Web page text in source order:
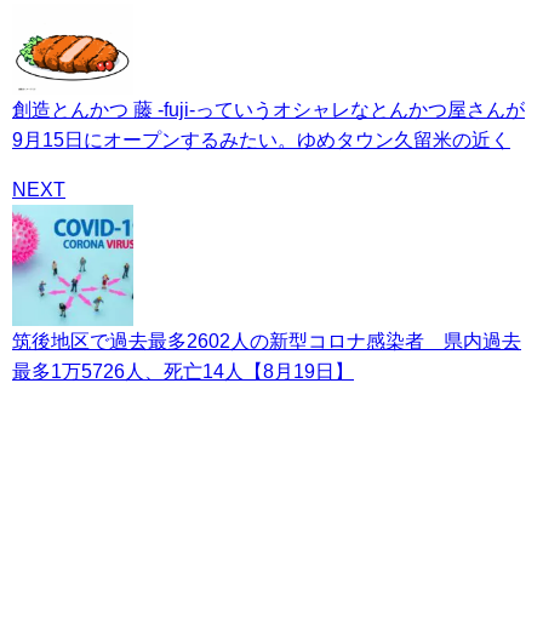
創造とんかつ 藤 -fuji-っていうオシャレなとんかつ屋さんが
9月15日にオープンするみたい。ゆめタウン久留米の近く
NEXT
筑後地区で過去最多2602人の新型コロナ感染者 県内過去
最多1万5726人、死亡14人【8月19日】